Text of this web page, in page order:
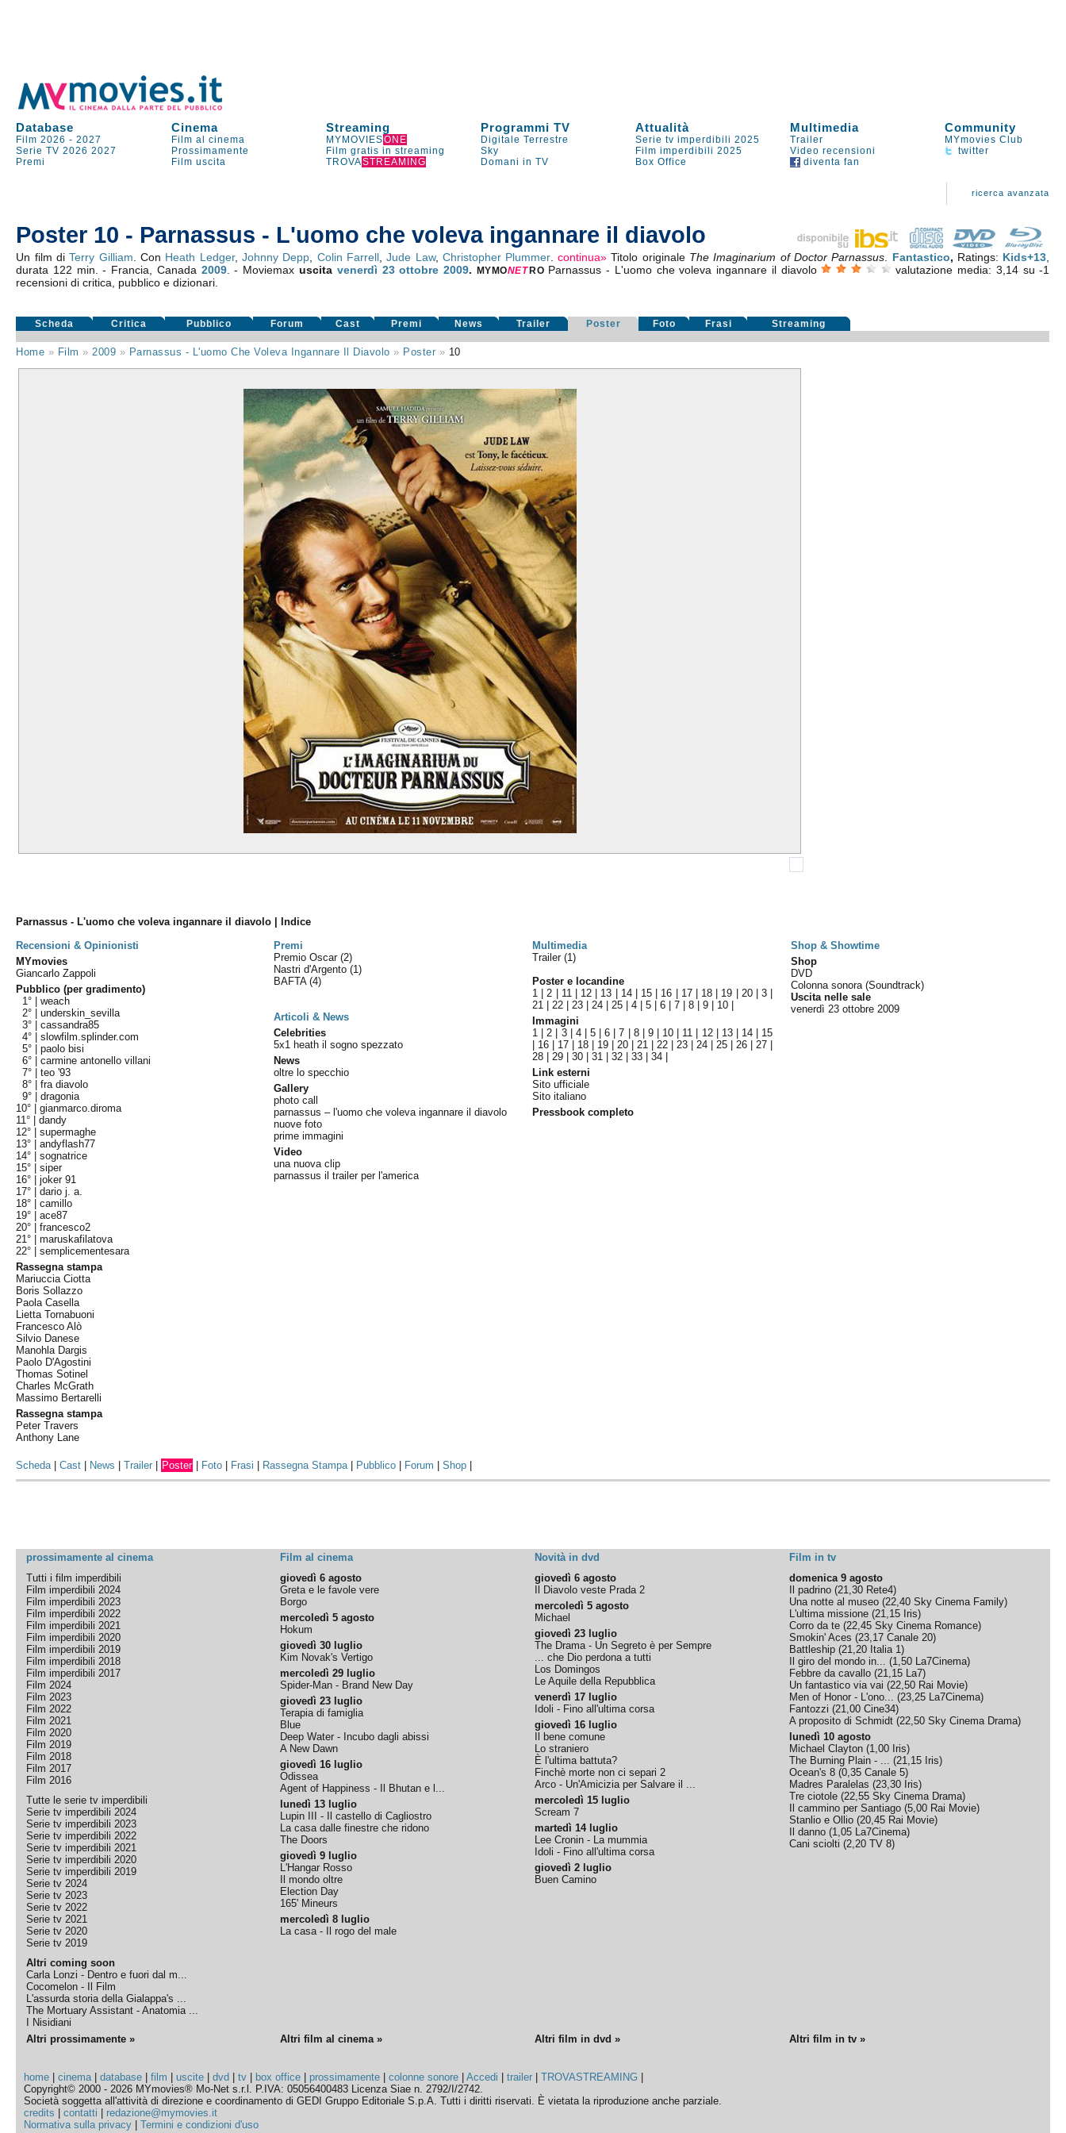
Database Cinema Streaming Programmi TV Attualità Multimedia Community
Film 2026 -2027 Film al cinema MYMOVIESONE Digitale Terrestre Serie tv imperdibili 2025 Trailer
MYmovies Club
Serie TV 2026 2027 Prossimamente Film gratis in streaming Sky Film imperdibili 2025 Video recensioni
twitter
Premi
Film uscita TROVASTREAMING Domani in TV Box Office diventa fan
ricerca avanzata
Poster 10 - Parnassus - L'uomo che voleva ingannare il diavolo
Un film diTerry Gilliam . Con Heath Ledger, Johnny Depp Colin Farrell ,Jude Law,Christopher Plummer. continua» Titolo originale The Imaginarium of Doctor Parnassus Fantastico, Ratings: Kids+13
durata 122 min. - Francia, Canada 2009. - Moviemax uscita venerdì 23 ottobre 2009. MYMONET RO Parnassus - L'uomo che voleva ingannare il diavolo valutazione media: 3,14 su-1
recensioni di critica, pubblico e dizionari.
Scheda Critica Pubblico Forum Cast Premi News Trailer Poster Foto Frasi Streaming
Home » Film » 2009 » Parnassus - L'uomo Che Voleva Ingannare Il Diavolo » Poster » 10
Parnassus - L'uomo che voleva ingannare il diavolo | Indice
Recensioni & Opinionisti
Premi Multimedia
Shop & Showtime
MYmovies
Giancarlo Zappoli
Pubblico (per gradimento)
1° |weach
2° |underskin_sevilla
3° |cassandra85
4° |slowfilm.splinder.com
5° |paolo bisi
6° |carmine antonello villani
7° |teo '93
8° |fra diavolo
9° |dragonia
10° |gianmarco.diroma
11° |dandy
12° |supermaghe
13° |andyflash77
14° |sognatrice
15° |siper
16° |joker 91
17° |dario j. a.
18° |camillo
19° |ace87
20° |francesco2
21° |maruskafilatova
22° |semplicementesara
Rassegna stampa
Mariuccia Ciotta
Boris Sollazzo
Paola Casella
Lietta Tornabuoni
Francesco Alò
Silvio Danese
Manohla Dargis
Paolo D'Agostini
Thomas Sotinel
Charles McGrath
Massimo Bertarelli
Rassegna stampa
Peter Travers
Anthony Lane
Premio Oscar(2)
Nastri d'Argento(1)
BAFTA(4)
Articoli & News
Celebrities
5x1 heath il sogno spezzato
News
oltre lo specchio
Gallery
photo call
parnassus – l'uomo che voleva ingannare il diavolo
nuove foto
prime immagini
Video
una nuova clip
parnassus il trailer per l'america
Trailer (1)
Poster e locandine
1 |2 11| 12 13 14| 15 16 17| 18 19 20|3
21 |22 |23 |24 |25 |4 |5 |6 |7 |8 |9 10
Immagini
1 |2 3| 4|5 |6 |7 8| 9| 10 11 12| 13| 14
15
16 17 18 19 |20 |21 |22 |23 |24 |25 |26 |27
28 |29 |30 |31 |32 |33 |34
Link esterni
Sito ufficiale
Sito italiano
Pressbook completo
Shop
DVD
Colonna sonora (Soundtrack)
Uscita nelle sale
venerdì 23 ottobre 2009
Scheda|Cast News |Trailer Poster Foto Frasi Rassegna Stampa| Pubblico Forum |Shop
prossimamente al cinema Film al cinema Novità in dvd
Film in tv
Tutti i film imperdibili
Film imperdibili 2024
Film imperdibili 2023
Film imperdibili 2022
Film imperdibili 2021
Film imperdibili 2020
Film imperdibili 2019
Film imperdibili 2018
Film imperdibili 2017
Film 2024
Film 2023
Film 2022
Film 2021
Film 2020
Film 2019
Film 2018
Film 2017
Film 2016
Tutte le serie tv imperdibili
Serie tv imperdibili 2024
Serie tv imperdibili 2023
Serie tv imperdibili 2022
Serie tv imperdibili 2021
Serie tv imperdibili 2020
Serie tv imperdibili 2019
Serie tv 2024
Serie tv 2023
Serie tv 2022
Serie tv 2021
Serie tv 2020
Serie tv 2019
Altri coming soon
Carla Lonzi - Dentro e fuori dal m...
Cocomelon - Il Film
L'assurda storia della Gialappa's ...
The Mortuary Assistant - Anatomia ...
I Nisidiani
giovedì 6 agosto
Greta e le favole vere
Borgo
mercoledì 5 agosto
Hokum
giovedì 30 luglio
Kim Novak's Vertigo
mercoledì 29 luglio
Spider-Man - Brand New Day
giovedì 23 luglio
Terapia di famiglia
Blue
Deep Water - Incubo dagli abissi
A New Dawn
giovedì 16 luglio
Odissea
Agent of Happiness - Il Bhutan e l...
lunedì 13 luglio
Lupin III - Il castello di Cagliostro
La casa dalle finestre che ridono
The Doors
giovedì 9 luglio
L'Hangar Rosso
Il mondo oltre
Election Day
165' Mineurs
mercoledì 8 luglio
La casa - Il rogo del male
giovedì 6 agosto
Il Diavolo veste Prada 2
mercoledì 5 agosto
Michael
giovedì 23 luglio
The Drama - Un Segreto è per Sempre
... che Dio perdona a tutti
Los Domingos
Le Aquile della Repubblica
venerdì 17 luglio
Idoli - Fino all'ultima corsa
giovedì 16 luglio
Il bene comune
Lo straniero
È l'ultima battuta?
Finchè morte non ci separi 2
Arco - Un'Amicizia per Salvare il ...
mercoledì 15 luglio
Scream 7
martedì 14 luglio
Lee Cronin - La mummia
Idoli - Fino all'ultima corsa
giovedì 2 luglio
Buen Camino
domenica 9 agosto
Il padrino (21,30 Rete4)
Una notte al museo (22,40 Sky Cinema Family)
L'ultima missione (21,15 Iris)
Corro da te (22,45 Sky Cinema Romance)
Smokin' Aces (23,17 Canale 20)
Battleship (21,20 Italia 1)
Il giro del mondo in... (1,50 La7Cinema)
Febbre da cavallo (21,15 La7)
Un fantastico via vai (22,50 Rai Movie)
Men of Honor - L'ono... (23,25 La7Cinema)
Fantozzi (21,00 Cine34)
A proposito di Schmidt (22,50 Sky Cinema Drama)
lunedì 10 agosto
Michael Clayton (1,00 Iris)
The Burning Plain - ... (21,15 Iris)
Ocean's 8 (0,35 Canale 5)
Madres Paralelas (23,30 Iris)
Tre ciotole (22,55 Sky Cinema Drama)
Il cammino per Santiago (5,00 Rai Movie)
Stanlio e Ollio (20,45 Rai Movie)
Il danno (1,05 La7Cinema)
Cani sciolti (2,20 TV 8)
Altri prossimamente » Altri film al cinema » Altri film in dvd » Altri film in tv »
home |cinema|database |film |uscite |dvd |tv box office prossimamente |colonne sonore |Accedi |trailer |TROVASTREAMING
Copyright© 2000 - 2026 MYmovies® Mo-Net s.r.l. P.IVA: 05056400483 Licenza Siae n. 2792/I/2742.
Società soggetta all'attività di direzione e coordinamento di GEDI Gruppo Editoriale S.p.A. Tutti i diritti riservati. È vietata la riproduzione anche parziale.
credits |contatti
redazione@mymovies.it
Normativa sulla privacy |Termini e condizioni d'uso